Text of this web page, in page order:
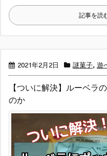
記事を読
2021年2月2日 謎菓子, 遊
【ついに解決】ルーベラ
のか